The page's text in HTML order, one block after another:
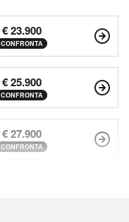
€ 23.900
CONFRONTA
€ 25.900
CONFRONTA
€ 27.900
CONFRONTA